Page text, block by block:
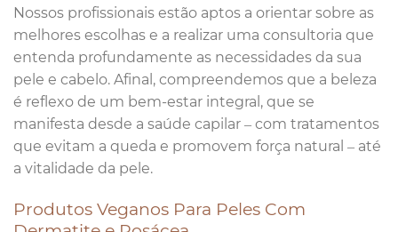
Nossos profissionais estão aptos a orientar sobre as
melhores escolhas e a realizar uma consultoria que
entenda profundamente as necessidades da sua
pele e cabelo. Afinal, compreendemos que a beleza
é reflexo de um bem-estar integral, que se
manifesta desde a saúde capilar – com tratamentos
que evitam a queda e promovem força natural – até
a vitalidade da pele.
Produtos Veganos Para Peles Com